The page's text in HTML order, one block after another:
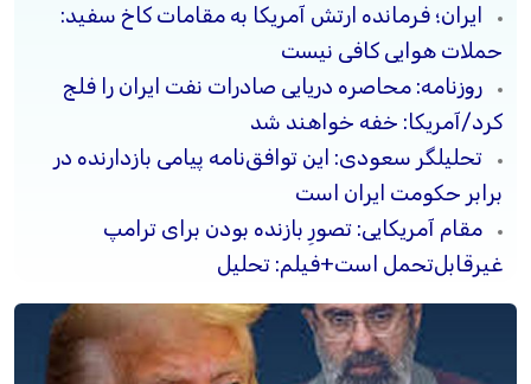
ایران؛ فرمانده ارتش آمریکا به مقامات کاخ سفید:
حملات هوایی کافی نیست
روزنامه: محاصره دریایی صادرات نفت ایران را فلج
کرد/آمریکا: خفه خواهند شد
تحلیلگر سعودی: این توافق‌نامه پیامی بازدارنده در
برابر حکومت ایران است
مقام آمریکایی: تصورِ بازنده بودن برای ترامپ
غیرقابل‌تحمل است+فیلم: تحلیل